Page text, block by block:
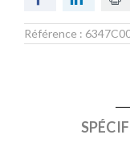
Référence :